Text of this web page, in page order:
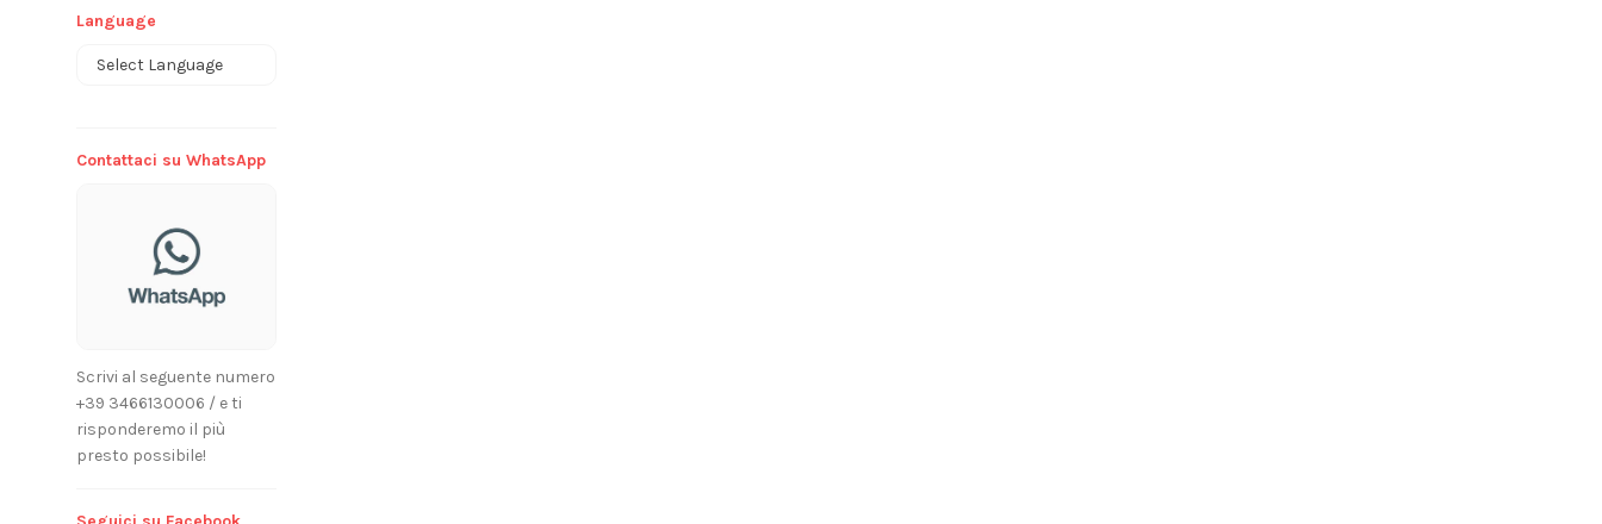
Language
Contattaci su WhatsApp
Scrivi al seguente numero
+39 3466130006 / e ti
risponderemo il più
presto possibile!